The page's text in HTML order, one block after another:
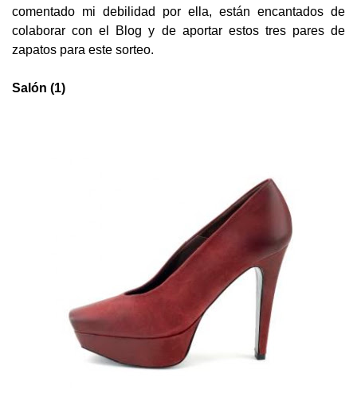
comentado mi debilidad por ella, están encantados de
colaborar con el Blog y de aportar estos tres pares de
zapatos para este sorteo.
Salón (1)